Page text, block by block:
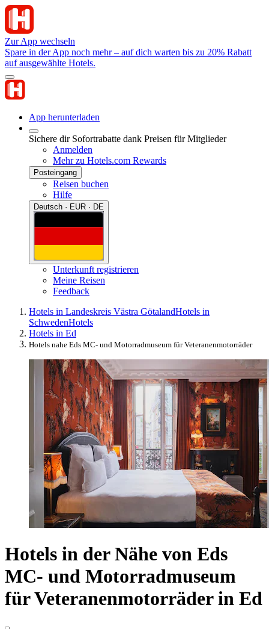
Zur App wechseln
Spare in der App noch mehr – auf dich warten bis zu 20% Rabatt
auf ausgewählte Hotels.
App herunterladen
Sichere dir Sofortrabatte dank Preisen für Mitglieder
Anmelden
Mehr zu Hotels.com Rewards
Posteingang
Reisen buchen
Hilfe
Deutsch · EUR · DE
Unterkunft registrieren
Meine Reisen
Feedback
Hotels in Landeskreis Västra GötalandHotels in
SchwedenHotels
Hotels in Ed
Hotels nahe Eds MC- und Motorradmuseum für Veteranenmotorräder
Hotels in der Nähe von Eds
MC- und Motorradmuseum
für Veteranenmotorräder in Ed